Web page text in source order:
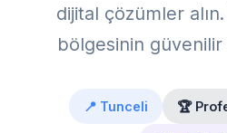
dijital çözümler
bölgesinin
📍 Tunceli 🏆